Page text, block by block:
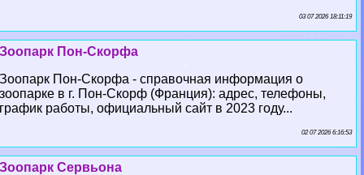
03 07 2026 18:11:19
Зоопарк Пон-Скорфа
Зоопарк Пон-Скорфа - справочная информация о
зоопарке в г. Пон-Скорф (Франция): адрес, телефоны,
график работы, официальный сайт в 2023 году...
02 07 2026 6:16:53
Зоопарк Сервьона